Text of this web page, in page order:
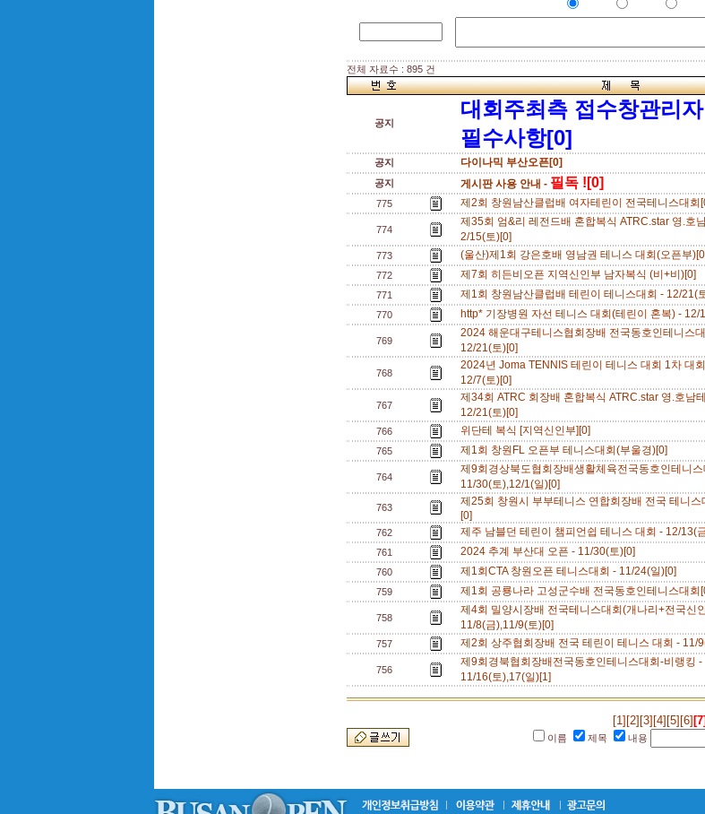
전체 자료수 : 895 건
공지
대회주최측 접수창관리자
필수사항[0]
공지 다이나믹 부산오픈[0]
공지
게시판 사용 안내 - 필독 ![0]
775
제2회 창원남산클럽배 여자테린이 전국테니스대회
774
제35회 엄&리 레전드배 혼합복식 ATRC.star 영.호
2/15(토)[0]
773 (울산)제1회 강은호배 영남권 테니스 대회(오픈부
772
제7회 히든비오픈 지역신인부 남자복식 (비+비)[0]
771
제1회 창원남산클럽배 테린이 테니스대회 - 12/21(
770
http* 기장병원 자선 테니스 대회(테린이 혼복) - 12/
769
2024 해운대구테니스협회장배 전국동호인테니스
12/21(토)[0]
768
2024년 Joma TENNIS 테린이 테니스 대회 1차 대
12/7(토)[0]
767
제34회 ATRC 회장배 혼합복식 ATRC.star 영.호남
12/21(토)[0]
766 위단테 복식 [지역신인부][0]
765
제1회 창원FL 오픈부 테니스대회(부울경)[0]
764
제9회경상북도협회장배생활체육전국동호인테니
11/30(토),12/1(일)[0]
763
제25회 창원시 부부테니스 연합회장배 전국 테니
[0]
762 제주 남블던 테린이 챔피언쉽 테니스 대회 - 12/13(
761
2024 추계 부산대 오픈 - 11/30(토)[0]
760
제1회CTA 창원오픈 테니스대회 - 11/24(일)[0]
759
제1회 공룡나라 고성군수배 전국동호인테니스대회
758
제4회 밀양시장배 전국테니스대회(개나리+전국신
11/8(금),11/9(토)[0]
757 제2회 상주협회장배 전국 테린이 테니스 대회 - 11/
756
제9회경북협회장배전국동호인테니스대회-비랭킹 -
11/16(토),17(일)[1]
[1] [2] [3] [4] [5] [6] [7]
이름 제목 내용